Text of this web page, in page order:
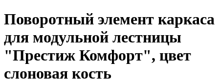
Поворотный элемент каркаса
для модульной лестницы
"Престиж Комфорт", цвет
слоновая кость